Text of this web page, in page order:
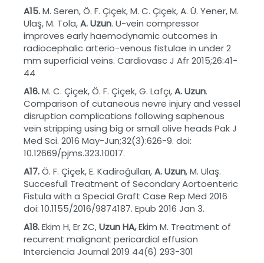
A15.M. Seren, Ö. F. Çiçek, M. C. Çiçek, A. Ü. Yener, M.
Ulaş, M. Tola,A. Uzun. U-vein compressor
improves early haemodynamic outcomes in
radiocephalic arterio-venous fistulae in under 2
mm superficial veins. Cardiovasc J Afr 2015;26:41-
44
A16.M. C. Çiçek, Ö. F. Çiçek, G. Lafçı,A. Uzun.
Comparison of cutaneous nevre injury and vessel
disruption complications following saphenous
vein stripping using big or small olive heads Pak J
Med Sci. 2016 May-Jun;32(3):626-9. doi:
10.12669/pjms.323.10017.
A17.Ö. F. Çiçek, E. Kadiroğulları,A. Uzun, M. Ulaş.
Succesfull Treatment of Secondary Aortoenteric
Fistula with a Special Graft Case Rep Med 2016
doi: 10.1155/2016/9874187. Epub 2016 Jan 3.
A18.Ekim H, Er ZC,Uzun HA,Ekim M. Treatment of
recurrent malignant pericardial effusion
Interciencia Journal 2019 44(6) 293-301